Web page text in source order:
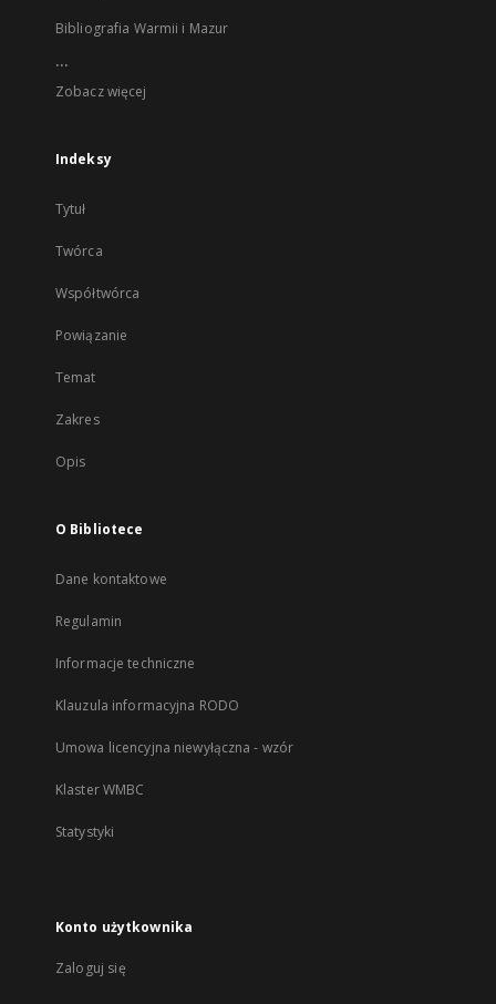
Bibliografia Warmii i Mazur
...
Zobacz więcej
Indeksy
Tytuł
Twórca
Współtwórca
Powiązanie
Temat
Zakres
Opis
O Bibliotece
Dane kontaktowe
Regulamin
Informacje techniczne
Klauzula informacyjna RODO
Umowa licencyjna niewyłączna - wzór
Klaster WMBC
Statystyki
Konto użytkownika
Zaloguj się